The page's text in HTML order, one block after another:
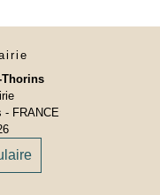
Thorins
- FRANCE